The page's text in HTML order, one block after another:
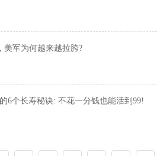
美军为何越来越拉胯?
6个长寿秘诀: 不花一分钱也能活到99!